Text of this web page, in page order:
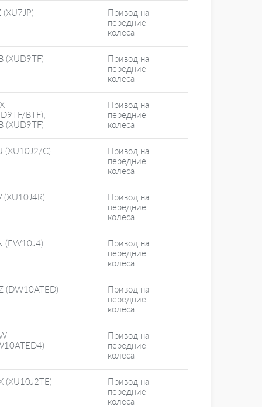
(XU7JP)
Привод на
передние
колеса
(XUD9TF)
Привод на
передние
колеса
BTF);
(XUD9TF)
Привод на
передние
колеса
(XU10J2/C)
Привод на
передние
колеса
(XU10J4R)
Привод на
передние
колеса
(EW10J4)
Привод на
передние
колеса
(DW10ATED)
Привод на
передние
колеса
Привод на
передние
колеса
(XU10J2TE)
Привод на
передние
колеса